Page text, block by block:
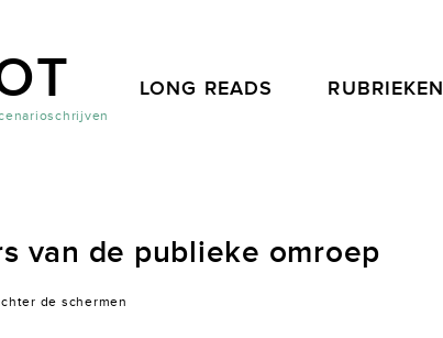
LONG READS RUBRIEKEN
van de publieke omroep
de schermen